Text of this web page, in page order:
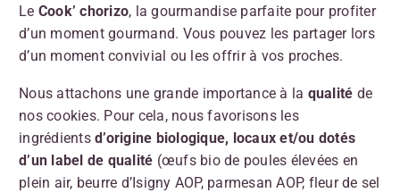
Le Cook’ chorizo, la gourmandise parfaite pour profiter
d’un moment gourmand. Vous pouvez les partager lors
d’un moment convivial ou les offrir à vos proches.
Nous attachons une grande importance à la qualité de
nos cookies. Pour cela, nous favorisons les
ingrédients d’origine biologique, locaux et/ou dotés
d’un label de qualité (œufs bio de poules élevées en
plein air, beurre d’Isigny AOP, parmesan AOP, fleur de sel